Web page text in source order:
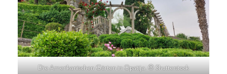
Die Amerikanischen Gärten in Opatija. © Shutterstock